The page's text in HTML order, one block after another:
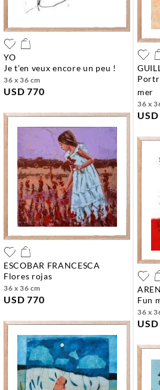
YO
je t'en veux encore un peu !
36 x 36 cm
USD 770
portrait de celle qui regarde la
mer
36 x
ESCOBAR FRANCESCA
flores rojas
36 x 36 cm
USD 770
fun
36 x